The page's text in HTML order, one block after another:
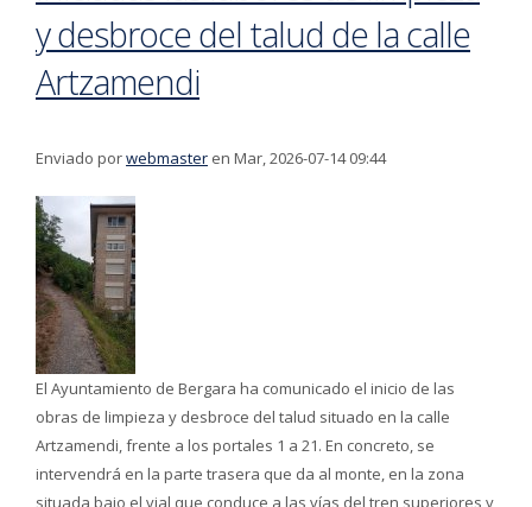
y desbroce del talud de la calle
Artzamendi
Enviado porwebmaster en Mar, 2026-07-14 09:44
El Ayuntamiento de Bergara ha comunicado el inicio de las
obras de limpieza y desbroce del talud situado en la calle
Artzamendi, frente a los portales 1 a 21. En concreto, se
intervendrá en la parte trasera que da al monte, en la zona
situada bajo el vial que conduce a las vías del tren superiores y